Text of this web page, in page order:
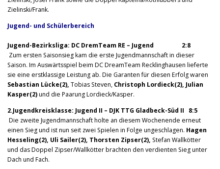
Zielinski/Frank.
Jugend- und Schülerbereich
Jugend-Bezirksliga: DC DremTeam RE – Jugend 2:8
Zum ersten Saisonsieg kam die erste Jugendmannschaft in dieser
Saison. Im Auswärtsspiel beim DC DreamTeam Recklinghausen lieferte
sie eine erstklassige Leistung ab. Die Garanten für diesen Erfolg waren
Sebastian Lücke(2), Tobias Steven, Christoph Lordieck(2), Julian
Kasper(2)und die Paarung Lordieck/Kasper.
2.Jugendkreisklasse: Jugend II – DJK TTG Gladbeck-Süd II 8:5
Die zweite Jugendmannschaft holte an diesem Wochenende erneut
einen Sieg und ist nun seit zwei Spielen in Folge ungeschlagen. Hagen
Hesseling(2), Uli Sailer(2), Thorsten Zipser(2), Stefan Wallkötter
und das Doppel Zipser/Wallkötter brachten den verdienten Sieg unter
Dach und Fach.